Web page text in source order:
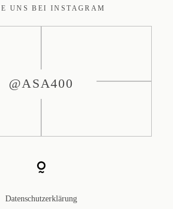
UNS BEI INSTAGRAM
@ASA400
Datenschutzerklärung